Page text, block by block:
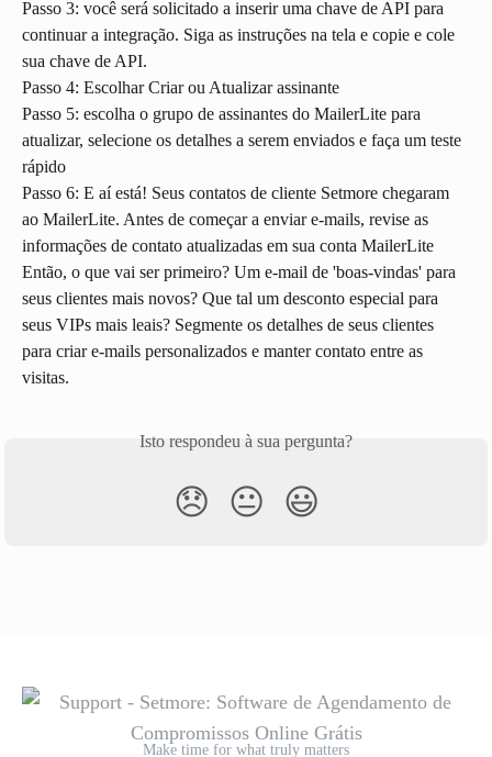
Passo 3: você será solicitado a inserir uma chave de API para
continuar a integração. Siga as instruções na tela e copie e cole
sua chave de API.
Passo 4: Escolhar Criar ou Atualizar assinante
Passo 5: escolha o grupo de assinantes do MailerLite para
atualizar, selecione os detalhes a serem enviados e faça um teste
rápido
Passo 6: E aí está! Seus contatos de cliente Setmore chegaram
ao MailerLite. Antes de começar a enviar e-mails, revise as
informações de contato atualizadas em sua conta MailerLite
Então, o que vai ser primeiro? Um e-mail de 'boas-vindas' para
seus clientes mais novos? Que tal um desconto especial para
seus VIPs mais leais? Segmente os detalhes de seus clientes
para criar e-mails personalizados e manter contato entre as
visitas.
Isto respondeu à sua pergunta?
😞 😐 😃
Make time for what truly matters